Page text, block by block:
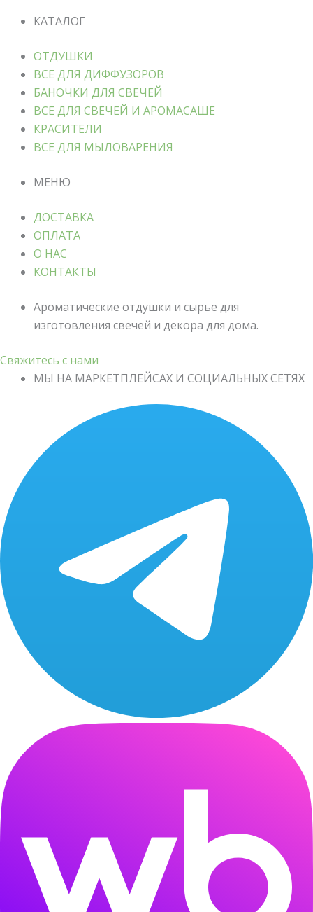
КАТАЛОГ
ОТДУШКИ
ВСЕ ДЛЯ ДИФФУЗОРОВ
БАНОЧКИ ДЛЯ СВЕЧЕЙ
ВСЕ ДЛЯ СВЕЧЕЙ И АРОМАСАШЕ
КРАСИТЕЛИ
ВСЕ ДЛЯ МЫЛОВАРЕНИЯ
МЕНЮ
ДОСТАВКА
ОПЛАТА
О НАС
КОНТАКТЫ
Ароматические отдушки и сырье для
изготовления свечей и декора для дома.
Свяжитесь с нами
МЫ НА МАРКЕТПЛЕЙСАХ И СОЦИАЛЬНЫХ СЕТЯХ